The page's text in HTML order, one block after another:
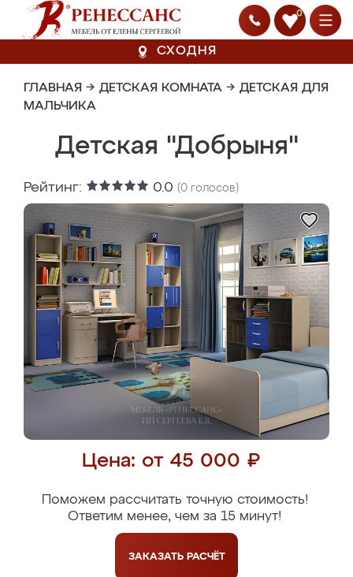
0
СХОДНЯ
ГЛАВНАЯ → ДЕТСКАЯ КОМНАТА → ДЕТСКАЯ ДЛЯ
МАЛЬЧИКА
Детская "Добрыня"
Рейтинг: 0.0 (0 голосов)
Цена: от 45 000 ₽
Поможем рассчитать точную стоимость!
Ответим менее, чем за 15 минут!
ЗАКАЗАТЬ РАСЧЁТ